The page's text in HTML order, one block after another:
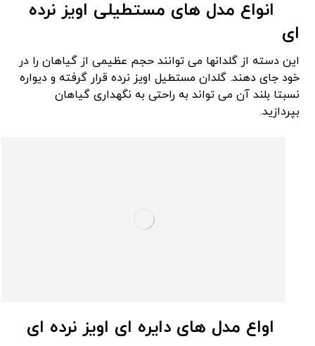
انواع مدل های مستطیلی اویز نرده
ای
این دسته از گلدانها می توانند حجم عظیمی از گیاهان را در
خود جای دهند. گلدان مستطیل اویز نرده قرار گرفته و دیواره
نسبتا بلند آن می تواند به راحتی به نگهداری گیاهان
بپردازید.
اواع مدل های دایره ای اویز نرده ای